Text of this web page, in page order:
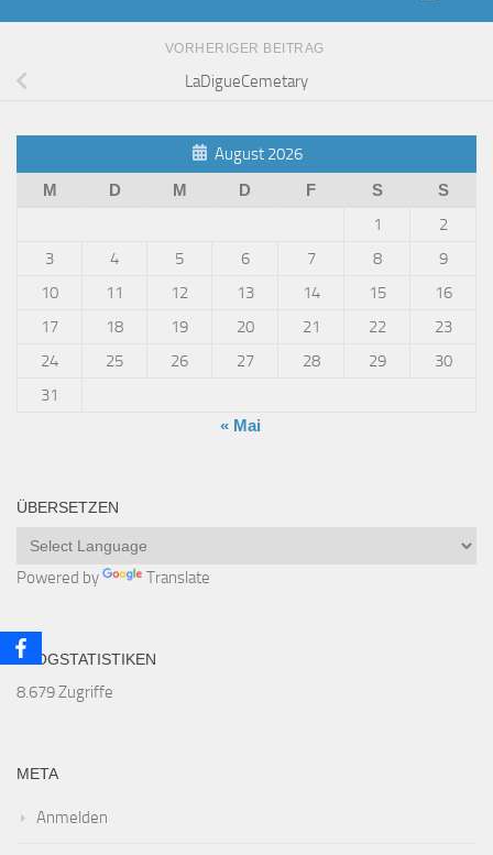
VORHERIGER BEITRAG
LaDigueCemetary
August 2026
M D M D F S S
1
2
3
4 5 6 7 8
9
10
11 12 13 14 15
16
17
18 19 20 21 22
23
24
25 26 27 28 29
30
31
« Mai
ÜBERSETZEN
Powered by Translate
BLOGSTATISTIKEN
8.679 Zugriffe
META
Anmelden